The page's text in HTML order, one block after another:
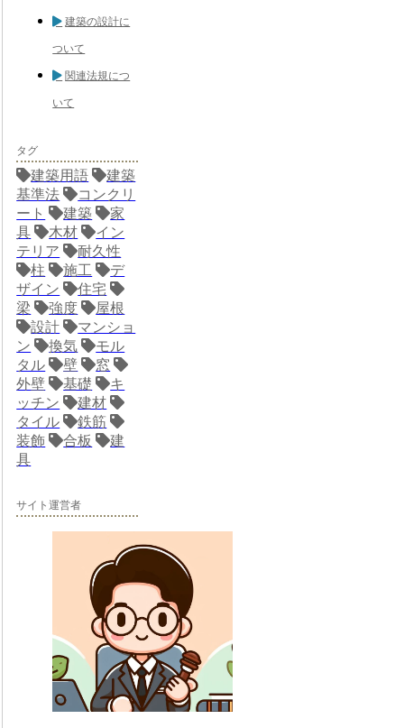
建築の設計に
ついて
関連法規につ
いて
タグ
建築用語
建築
基準法
コンクリ
ート
建築
家
具
木材
イン
テリア
耐久性
柱
施工
デ
ザイン
住宅
梁
強度
屋根
設計
マンショ
ン
換気
モル
タル
壁
窓
外壁
基礎
キ
ッチン
建材
タイル
鉄筋
装飾
合板
建
具
サイト運営者